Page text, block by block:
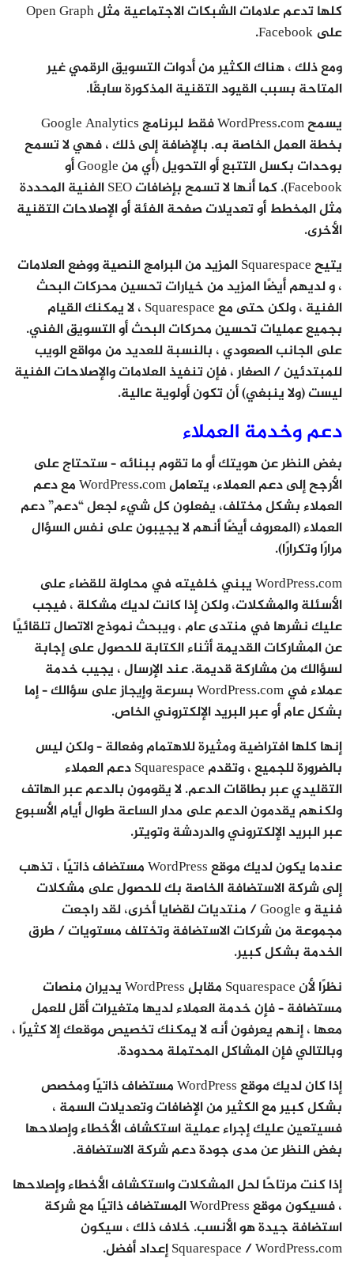
كلها تدعم علامات الشبكات الاجتماعية مثل Open Graph
على Facebook.
ومع ذلك ، هناك الكثير من أدوات التسويق الرقمي غير
المتاحة بسبب القيود التقنية المذكورة سابقًا.
يسمح WordPress.com فقط لبرنامج Google Analytics
بخطة العمل الخاصة به. بالإضافة إلى ذلك ، فهي لا تسمح
بوحدات بكسل التتبع أو التحويل (أي من Google أو
Facebook). كما أنها لا تسمح بإضافات SEO الفنية المحددة
مثل المخطط أو تعديلات صفحة الفئة أو الإصلاحات التقنية
الأخرى.
يتيح Squarespace المزيد من البرامج النصية ووضع العلامات
، و لديهم أيضًا المزيد من خيارات تحسين محركات البحث
الفنية ، ولكن حتى مع Squarespace ، لا يمكنك القيام
بجميع عمليات تحسين محركات البحث أو التسويق الفني.
على الجانب الصعودي ، بالنسبة للعديد من مواقع الويب
للمبتدئين / الصغار ، فإن تنفيذ العلامات والإصلاحات الفنية
ليست (ولا ينبغي) أن تكون أولوية عالية.
دعم وخدمة العملاء
بغض النظر عن هويتك أو ما تقوم ببنائه – ستحتاج على
الأرجح إلى دعم العملاء، يتعامل WordPress.com مع دعم
العملاء بشكل مختلف، يفعلون كل شيء لجعل “دعم” دعم
العملاء (المعروف أيضًا أنهم لا يجيبون على نفس السؤال
مرارًا وتكرارًا).
WordPress.com يبني خلفيته في محاولة للقضاء على
الأسئلة والمشكلات، ولكن إذا كانت لديك مشكلة ، فيجب
عليك نشرها في منتدى عام ، ويبحث نموذج الاتصال تلقائيًا
عن المشاركات القديمة أثناء الكتابة للحصول على إجابة
لسؤالك من مشاركة قديمة. عند الإرسال ، يجيب خدمة
عملاء في WordPress.com بسرعة وإيجاز على سؤالك – إما
بشكل عام أو عبر البريد الإلكتروني الخاص.
إنها كلها افتراضية ومثيرة للاهتمام وفعالة – ولكن ليس
بالضرورة للجميع ، وتقدم Squarespace دعم العملاء
التقليدي عبر بطاقات الدعم. لا يقومون بالدعم عبر الهاتف
ولكنهم يقدمون الدعم على مدار الساعة طوال أيام الأسبوع
عبر البريد الإلكتروني والدردشة وتويتر.
عندما يكون لديك موقع WordPress مستضاف ذاتيًا ، تذهب
إلى شركة الاستضافة الخاصة بك للحصول على مشكلات
فنية و Google / منتديات لقضايا أخرى، لقد راجعت
مجموعة من شركات الاستضافة وتختلف مستويات / طرق
الخدمة بشكل كبير.
نظرًا لأن Squarespace مقابل WordPress يديران منصات
مستضافة – فإن خدمة العملاء لديها متغيرات أقل للعمل
معها ، إنهم يعرفون أنه لا يمكنك تخصيص موقعك إلا كثيرًا ،
وبالتالي فإن المشاكل المحتملة محدودة.
إذا كان لديك موقع WordPress مستضاف ذاتيًا ومخصص
بشكل كبير مع الكثير من الإضافات وتعديلات السمة ،
فسيتعين عليك إجراء عملية استكشاف الأخطاء وإصلاحها
بغض النظر عن مدى جودة دعم شركة الاستضافة.
إذا كنت مرتاحًا لحل المشكلات واستكشاف الأخطاء وإصلاحها
، فسيكون موقع WordPress المستضاف ذاتيًا مع شركة
استضافة جيدة هو الأنسب. خلاف ذلك ، سيكون
Squarespace / WordPress.com إعداد أفضل.